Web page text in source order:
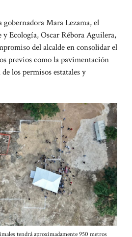
gobernadora Mara Lezama, el
Ecología, Oscar Rébora Aguilera,
del alcalde en consolidar el
previos como la pavimentación
los permisos estatales y
tendrá aproximadamente 950 metros